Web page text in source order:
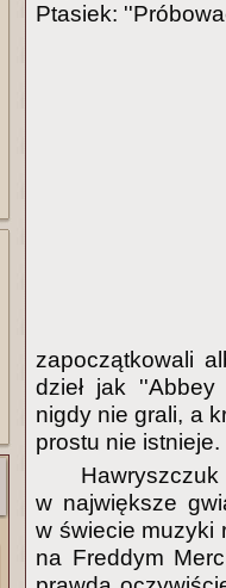
Ptasiek:
zapoczątkowali
dzieł jak
nigdy nie grali, a
prostu nie istnieje.
w największe
w świecie muzyki
na Freddym